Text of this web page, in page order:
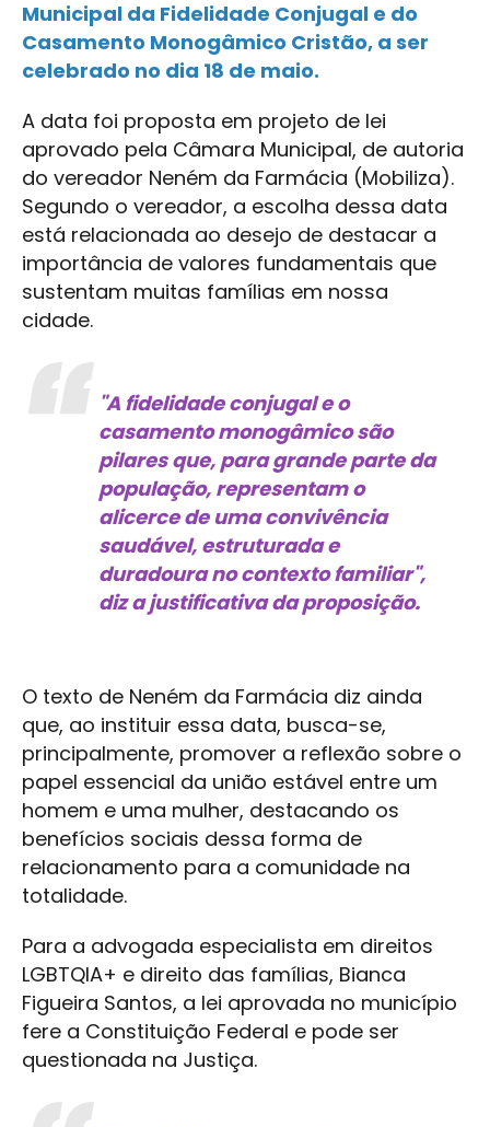
Municipal da Fidelidade Conjugal e do
Casamento Monogâmico Cristão, a ser
celebrado no dia 18 de maio.
A data foi proposta em projeto de lei
aprovado pela Câmara Municipal, de autoria
do vereador Neném da Farmácia (Mobiliza).
Segundo o vereador, a escolha dessa data
está relacionada ao desejo de destacar a
importância de valores fundamentais que
sustentam muitas famílias em nossa
cidade.
"A fidelidade conjugal e o
casamento monogâmico são
pilares que, para grande parte da
população, representam o
alicerce de uma convivência
saudável, estruturada e
duradoura no contexto familiar",
diz a justificativa da proposição.
O texto de Neném da Farmácia diz ainda
que, ao instituir essa data, busca-se,
principalmente, promover a reflexão sobre o
papel essencial da união estável entre um
homem e uma mulher, destacando os
benefícios sociais dessa forma de
relacionamento para a comunidade na
totalidade.
Para a advogada especialista em direitos
LGBTQIA+ e direito das famílias, Bianca
Figueira Santos, a lei aprovada no município
fere a Constituição Federal e pode ser
questionada na Justiça.